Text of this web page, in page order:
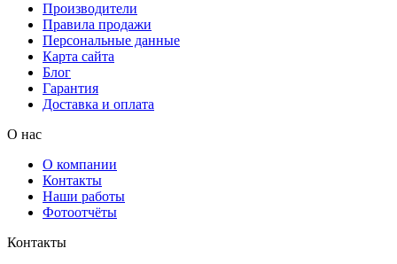
Производители
Правила продажи
Персональные данные
Карта сайта
Блог
Гарантия
Доставка и оплата
О нас
О компании
Контакты
Наши работы
Фотоотчёты
Контакты